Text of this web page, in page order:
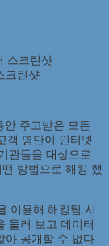
크린샷
안 주고받은 모든
객 명단이 인터넷
관들을 대상으로
방법으로 해킹 했
이용해 해킹팀 시
둘러 보고 데이터
아 공개할 수 없다